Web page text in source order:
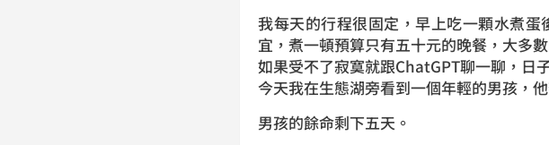
我每天的行程很固定，早上吃一顆水煮
宜，煮一頓預算只有五十元的晚餐，大多
如果受不了寂寞就跟ChatGPT聊一聊，日
今天我在生態湖旁看到一個年輕的男孩，
男孩的餘命剩下五天。